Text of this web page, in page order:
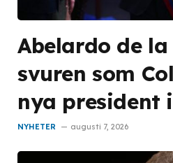
Abelardo de
svuren som
nya president
NYHETER augusti 7, 2026